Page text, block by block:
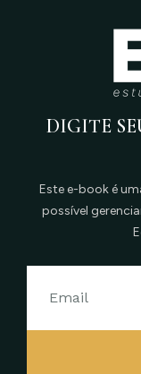
DIGITE
Este e-book é
possível